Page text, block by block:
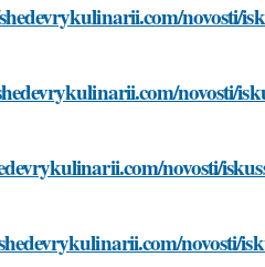
novosti/
novosti/
novosti/
novosti/